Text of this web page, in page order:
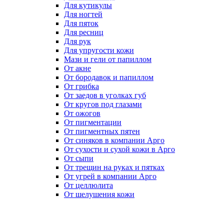
Для кутикулы
Для ногтей
Для пяток
Для ресниц
Для рук
Для упругости кожи
Мази и гели от папиллом
От акне
От бородавок и папиллом
От грибка
От заедов в уголках губ
От кругов под глазами
От ожогов
От пигментации
От пигментных пятен
От синяков в компании Арго
От сухости и сухой кожи в Арго
От сыпи
От трещин на руках и пятках
От угрей в компании Арго
От целлюлита
От шелушения кожи